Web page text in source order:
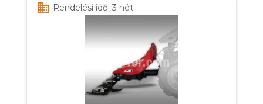
business Rendelési idő: 3 hét